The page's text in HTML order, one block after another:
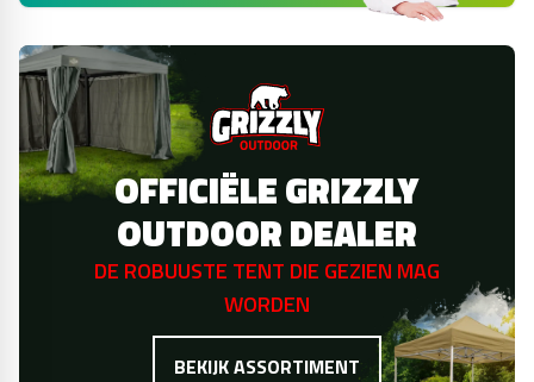
OFFICIËLE GRIZZLY
OUTDOOR DEALER
DE ROBUUSTE TENT DIE GEZIEN MAG
WORDEN
BEKIJK ASSORTIMENT